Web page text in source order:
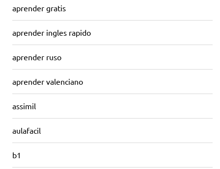
aprender gratis
aprender ingles rapido
aprender ruso
aprender valenciano
assimil
aulafacil
b1